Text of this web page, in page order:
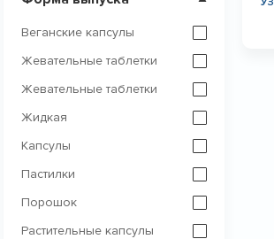
Веганские капсулы
Жевательные таблетки
Жевательные таблетки
Жидкая
Капсулы
Пастилки
Порошок
Растительные капсулы